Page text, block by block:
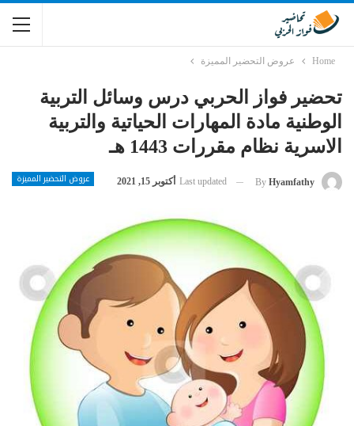
Home عروض التحضير المميزة
تحضير فواز الحربي درس وسائل التربية
الوطنية مادة المهارات الحياتية والتربية
الاسرية نظام مقررات 1443 هـ
عروض التحضير المميزة By Hyamfathy
Last updated أكتوبر 15, 2021